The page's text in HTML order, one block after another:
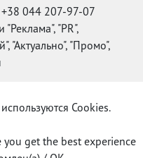
+38 044 207-97-07
"PR",
"Актуально", "Промо",
Cookies.
get the best experience